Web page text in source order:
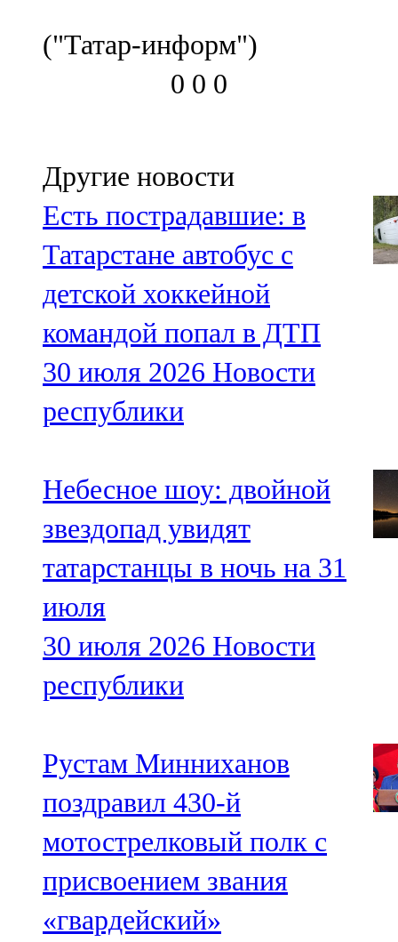
("Татар-информ")
0 0 0
Другие новости
Есть пострадавшие: в
Татарстане автобус с
детской хоккейной
командой попал в ДТП
30 июля 2026 Новости
республики
Небесное шоу: двойной
звездопад увидят
татарстанцы в ночь на 31
июля
30 июля 2026 Новости
республики
Рустам Минниханов
поздравил 430-й
мотострелковый полк с
присвоением звания
«гвардейский»